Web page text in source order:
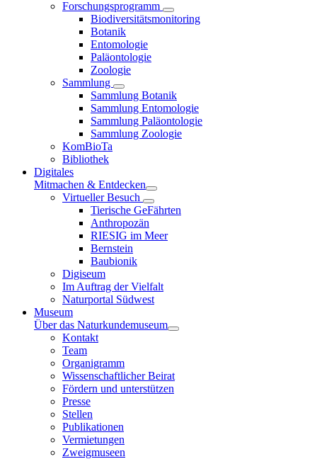
Forschungsprogramm
Biodiversitätsmonitoring
Botanik
Entomologie
Paläontologie
Zoologie
Sammlung
Sammlung Botanik
Sammlung Entomologie
Sammlung Paläontologie
Sammlung Zoologie
KomBioTa
Bibliothek
Digitales
Mitmachen & Entdecken
Virtueller Besuch
Tierische GeFährten
Anthropozän
RIESIG im Meer
Bernstein
Baubionik
Digiseum
Im Auftrag der Vielfalt
Naturportal Südwest
Museum
Über das Naturkundemuseum
Kontakt
Team
Organigramm
Wissenschaftlicher Beirat
Fördern und unterstützen
Presse
Stellen
Publikationen
Vermietungen
Zweigmuseen